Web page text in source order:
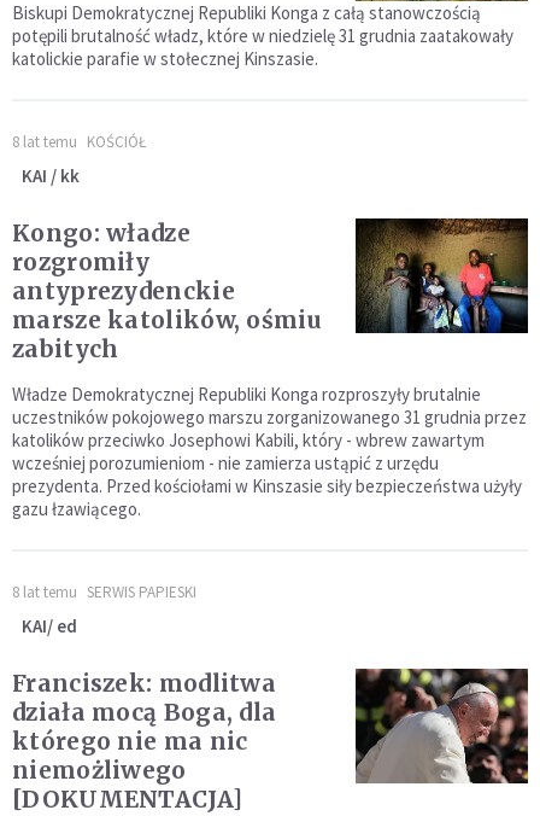
Biskupi Demokratycznej Republiki Konga z całą stanowczością
potępili brutalność władz, które w niedzielę 31 grudnia zaatakowały
katolickie parafie w stołecznej Kinszasie.
8 lat temu KOŚCIÓŁ
KAI / kk
Kongo: władze
rozgromiły
antyprezydenckie
marsze katolików, ośmiu
zabitych
Władze Demokratycznej Republiki Konga rozproszyły brutalnie
uczestników pokojowego marszu zorganizowanego 31 grudnia przez
katolików przeciwko Josephowi Kabili, który - wbrew zawartym
wcześniej porozumieniom - nie zamierza ustąpić z urzędu
prezydenta. Przed kościołami w Kinszasie siły bezpieczeństwa użyły
gazu łzawiącego.
8 lat temu SERWIS PAPIESKI
KAI/ ed
Franciszek: modlitwa
działa mocą Boga, dla
którego nie ma nic
niemożliwego
[DOKUMENTACJA]